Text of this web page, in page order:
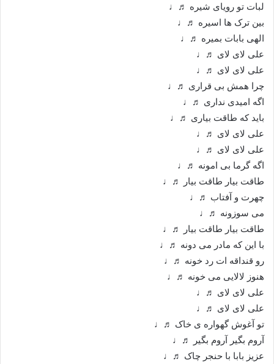
لبات تو رویای شیره ♬♩
بین ترک ها اسیره ♬♩
الهی بابات بمیره ♬♩
علی لای لای ♬♩
علی لای لای ♬♩
چرا همش بی قراری ♬♩
اگه امیدی نداری ♬♩
باید که طاقت بیاری ♬♩
علی لای لای ♬♩
علی لای لای ♬♩
اگه گرما بی امونه ♬♩
طاقت بیار طاقت بیار ♬♩
چهرت و آفتاب ♬♩
می سوزونه ♬♩
طاقت بیار طاقت بیار ♬♩
با این که مادر می دونه ♬♩
رو قنداقه ات رد خونه ♬♩
هنوز لالایی می خونه ♬♩
علی لای لای ♬♩
علی لای لای ♬♩
تو آغوش گهواره ی خاک ♬♩
آروم بگیر آروم بگیر ♬♩
عزیز بابا با حنجر چاک ♬♩